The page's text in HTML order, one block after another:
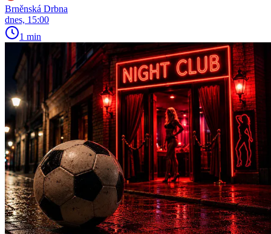
Brněnská Drbna
dnes, 15:00
1 min